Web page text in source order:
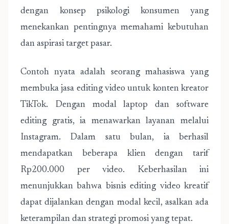
dengan konsep psikologi konsumen yang
menekankan pentingnya memahami kebutuhan
dan aspirasi target pasar.
Contoh nyata adalah seorang mahasiswa yang
membuka jasa editing video untuk konten kreator
TikTok. Dengan modal laptop dan software
editing gratis, ia menawarkan layanan melalui
Instagram. Dalam satu bulan, ia berhasil
mendapatkan beberapa klien dengan tarif
Rp200.000 per video. Keberhasilan ini
menunjukkan bahwa bisnis editing video kreatif
dapat dijalankan dengan modal kecil, asalkan ada
keterampilan dan strategi promosi yang tepat.